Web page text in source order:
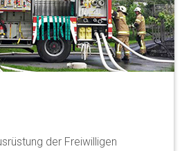
der Freiwilligen